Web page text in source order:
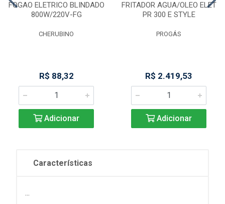
FOGAO ELETRICO BLINDADO
800W/220V-FG
CHERUBINO
R$ 88,32
Adicionar
FRITADOR AGUA/OLEO ELET
PR 300 E STYLE
PROGÁS
R$ 2.419,53
Adicionar
Características
...